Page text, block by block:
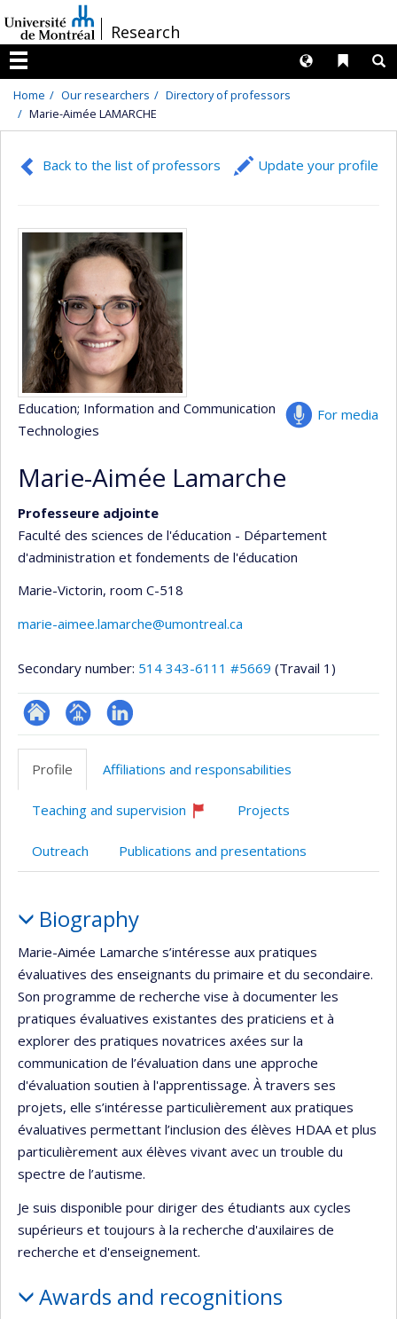
au
contenu
/Research
Menu
Liens
Langues
Home Our researchers
Directory of professors
Marie-Aimée LAMARCHE
Back to the list of professors Update your profile
For media
Education; Information and Communication
Technologies
Marie-Aimée Lamarche
Professeure adjointe
Faculté des sciences de l'éducation - Département
d'administration et fondements de l'éducation
Marie-Victorin, room C-518
marie-aimee.lamarche@umontreal.ca
Secondary number: 514 343-6111 #5669 (Travail 1)
ResearchGate
Page
(faculté,département,école)
LinkedIn
Profile
Affiliations and responsabilities
Teaching and supervision
recruiting
Projects
Outreach Publications and presentations
Biography
Marie-Aimée Lamarche s’intéresse aux pratiques
évaluatives des enseignants du primaire et du secondaire.
Son programme de recherche vise à documenter les
pratiques évaluatives existantes des praticiens et à
explorer des pratiques novatrices axées sur la
communication de l’évaluation dans une approche
d'évaluation soutien à l'apprentissage. À travers ses
projets, elle s’intéresse particulièrement aux pratiques
évaluatives permettant l’inclusion des élèves HDAA et plus
particulièrement aux élèves vivant avec un trouble du
spectre de l’autisme.
Je suis disponible pour diriger des étudiants aux cycles
supérieurs et toujours à la recherche d'auxilaires de
recherche et d'enseignement.
Awards and recognitions